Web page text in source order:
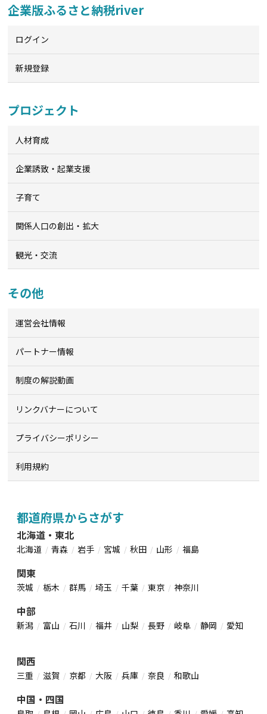
企業版ふるさと納税river
ログイン
新規登録
プロジェクト
人材育成
企業誘致・起業支援
子育て
関係人口の創出・拡大
観光・交流
その他
運営会社情報
パートナー情報
制度の解説動画
リンクバナーについて
プライバシーポリシー
利用規約
都道府県からさがす
北海道・東北
北海道 青森 岩手 宮城 秋田 山形 福島
関東
茨城 栃木 群馬 埼玉 千葉 東京 神奈川
中部
新潟 富山 石川 福井 山梨 長野 岐阜 静岡 愛知
関西
三重 滋賀 京都 大阪 兵庫 奈良 和歌山
中国・四国